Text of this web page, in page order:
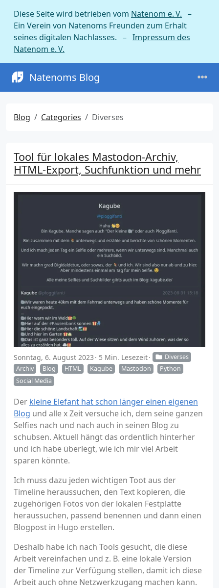
Diese Seite wird betrieben vom Natenom e. V. –
Ein Verein von Natenoms Freunden zum Erhalt
seines digitalen Nachlasses. – Impressum des
Natenom e. V.
Natenoms Blog
Blog Categories Diverses
Tool für lokales Mastodon-Archiv,
HTML-Export, Suchfunktion und mehr
Sonntag, 6. August 2023 5 Min. Lesezeit
Diverses
Archiv
Blog HTML Kagube Mastodon
Python
Social Media
Der kleine Elefant hat schon länger einen eigenen
Blog und alle x Zeit versuche ich, dem seine ganzen
Selfies nach und nach auch in seinen Blog zu
schubsen. Aktuell hängt das ordentlich hinterher
und ich habe überlegt, wie ich mir viel Arbeit
sparen könnte.
Ich muss dazu jeden wichtigen Toot aus der
Timeline heraussuchen, den Text kopieren, die
zugehörigen Fotos von der lokalen Festplatte
heraussuchen, passend benennen und dann einen
Blogpost in Hugo erstellen.
Deshalb habe ich nach Tools gesucht, die diese
Arbeit vereinfachen und z. B. eine lokale Version
der Timeline zur Verfügung stellen, damit ich diese
Arbeit auch ohne Netzwerkzugang machen kann.